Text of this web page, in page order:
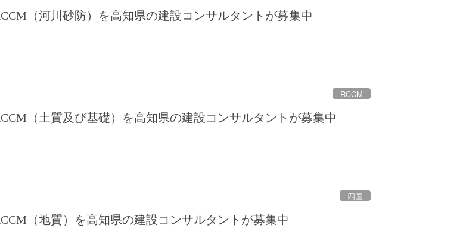
（河川砂防）を高知県の建設コンサルタントが募集中
RCCM
（土質及び基礎）を高知県の建設コンサルタントが募集中
四国
（地質）を高知県の建設コンサルタントが募集中